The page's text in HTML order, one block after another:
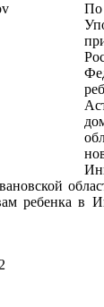
ребенка в